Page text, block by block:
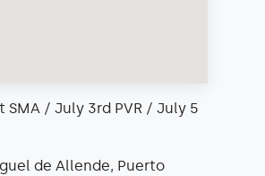
SMA / July 3rd PVR / July 5
de Allende, Puerto